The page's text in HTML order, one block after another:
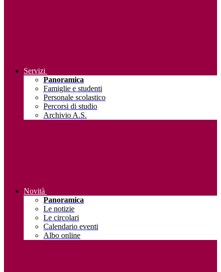
Servizi
Panoramica
Famiglie e studenti
Personale scolastico
Percorsi di studio
Archivio A.S.
Novità
Panoramica
Le notizie
Le circolari
Calendario eventi
Albo online